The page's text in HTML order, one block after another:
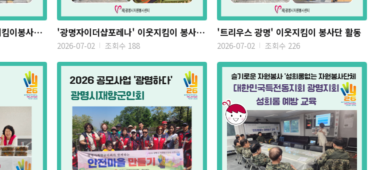
'이편한세상센트레빌' 이웃지킴이봉사단 활동 '광명자이더샵포레나' 이웃지킴이 봉사단 활동
2026-07-02 조회수 188
'트리우스 광명' 이웃지킴이 봉사단 활동
2026-07-02 조회수 226